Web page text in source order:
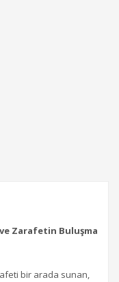
ve Zarafetin Buluşma
bir arada sunan,